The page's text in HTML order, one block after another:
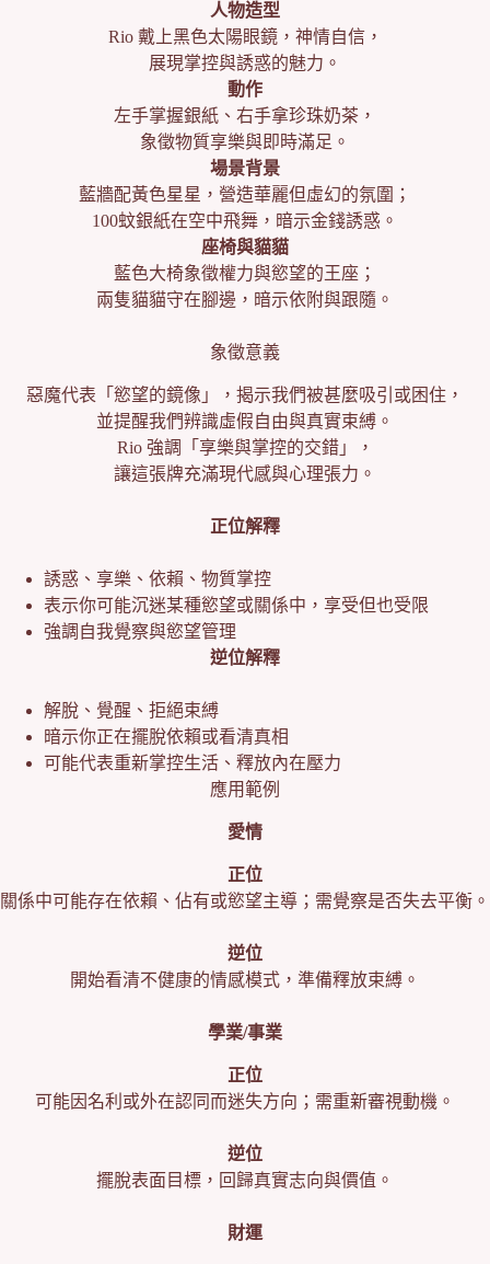
人物造型
Rio 戴上黑色太陽眼鏡，神情自信，
展現掌控與誘惑的魅力。
動作
左手掌握銀紙、右手拿珍珠奶茶，
象徵物質享樂與即時滿足。
場景背景
藍牆配黃色星星，營造華麗但虛幻的氛圍；
100蚊銀紙在空中飛舞，暗示金錢誘惑。
座椅與貓貓
藍色大椅象徵權力與慾望的王座；
兩隻貓貓守在腳邊，暗示依附與跟隨。
象徵意義
惡魔代表「慾望的鏡像」，揭示我們被甚麼吸引或困住，
並提醒我們辨識虛假自由與真實束縛。
Rio 強調「享樂與掌控的交錯」，
讓這張牌充滿現代感與心理張力。
正位解釋
誘惑、享樂、依賴、物質掌控
表示你可能沉迷某種慾望或關係中，享受但也受限
強調自我覺察與慾望管理
逆位解釋
解脫、覺醒、拒絕束縛
暗示你正在擺脫依賴或看清真相
可能代表重新掌控生活、釋放內在壓力
應用範例
愛情
正位
關係中可能存在依賴、佔有或慾望主導；需覺察是否失去平衡。
逆位
開始看清不健康的情感模式，準備釋放束縛。
學業/事業
正位
可能因名利或外在認同而迷失方向；需重新審視動機。
逆位
擺脫表面目標，回歸真實志向與價值。
財運